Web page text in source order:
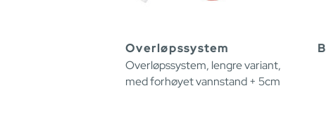
Overløpssystem
Overløpssystem, lengre variant,
med forhøyet vannstand + 5cm